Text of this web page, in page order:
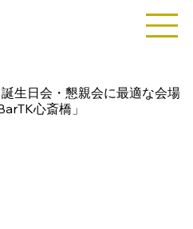
生日会・懇親会に最適な会場
心斎橋」